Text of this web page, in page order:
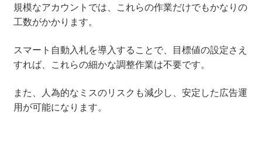
規模なアカウントでは、これらの作業だけでもかなりの
工数がかかります。
スマート自動入札を導入することで、目標値の設定さえ
すれば、これらの細かな調整作業は不要です。
また、人為的なミスのリスクも減少し、安定した広告運
用が可能になります。